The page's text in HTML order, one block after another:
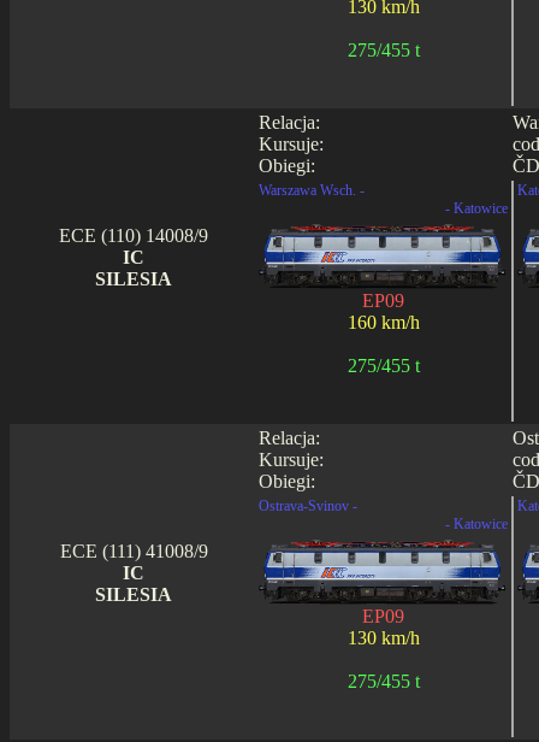
130 km/h
275/455 t
Relacja:
Kursuje:
Obiegi:
ECE (110) 14008/9
IC
SILESIA
Warszawa Wsch. -
- Katowice
EP09
160 km/h
275/455 t
Relacja:
Kursuje:
Obiegi:
ECE (111) 41008/9
IC
SILESIA
Ostrava-Svinov -
- Katowice
EP09
130 km/h
275/455 t